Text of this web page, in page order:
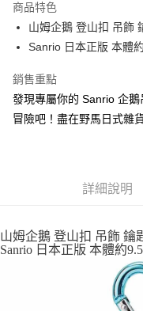
合作金庫商業銀行
華南商業銀行
上海商業儲蓄銀行
臺灣中小企業銀行
匯豐（台灣）商業銀行
聯邦商業銀行
台灣樂天信用卡公司
超商取貨付款
LINE Pay
Apple Pay
街口支付
運送方式
每筆NT$65，滿NT$999(
商品特色
山姆企鵝 登山扣 吊飾
Sanrio 日本正版 本體
銷售重點
發現專屬你的 Sanrio 企
冒險吧！盡在野馬日式雜
詳細說明
山姆企鵝 登山扣 吊飾 鑰
Sanrio 日本正版 本體約